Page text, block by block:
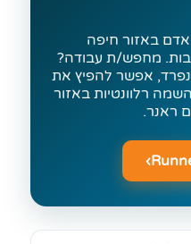
באזור חיפה
מחפש/ת עבודה?
אפשר להפיץ את
רלוונטיות באזור
ראנר.